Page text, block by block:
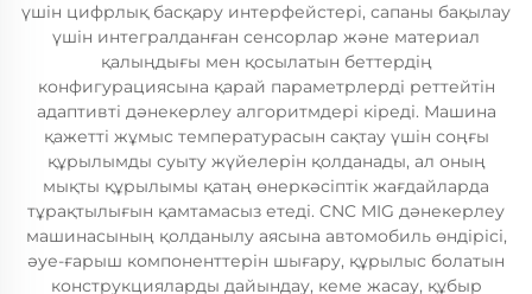
үшін цифрлық басқару интерфейстері, сапаны бақылау
үшін интегралданған сенсорлар және материал
қалыңдығы мен қосылатын беттердің
конфигурациясына қарай параметрлерді реттейтін
адаптивті дәнекерлеу алгоритмдері кіреді. Машина
қажетті жұмыс температурасын сақтау үшін соңғы
құрылымды суыту жүйелерін қолданады, ал оның
мықты құрылымы қатаң өнеркәсіптік жағдайларда
тұрақтылығын қамтамасыз етеді. CNC MIG дәнекерлеу
машинасының қолданылу аясына автомобиль өндірісі,
әуе-ғарыш компоненттерін шығару, құрылыс болатын
конструкцияларды дайындау, кеме жасау, құбыр